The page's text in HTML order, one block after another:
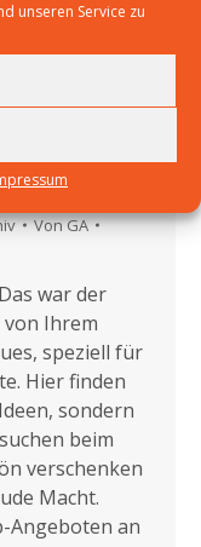
unseren Service zu
2014
VonGA
war der
von Ihrem
speziell für
Hier finden
sondern
beim
verschenken
Macht.
Angeboten an